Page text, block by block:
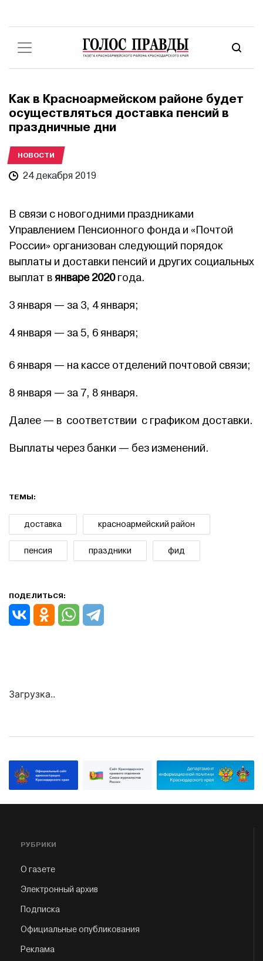
Как в Красноармейском районе будет
осуществляться доставка пенсий в
праздничные дни
НОВОСТИ
24 декабря 2019
В связи с новогодними праздниками
Управлением Пенсионного фонда и «Почтой
России» организован следующий порядок
выплаты и доставки пенсий и других социальных
выплат вянваре 2020года.
3 января — за 3, 4 января;
4 января — за 5, 6 января;
6 января — на кассе отделений почтовой связи;
8 января — за 7, 8 января.
Далее — в соответствии с графиком доставки.
Выплаты через банки — без изменений.
ТЕМЫ:
доставка красноармейский район
пенсия праздники фид
ПОДЕЛИТЬСЯ:
Загрузка..
РУБРИКИ
О газете
Электронный архив
Подписка
Официальные опубликования
Реклама